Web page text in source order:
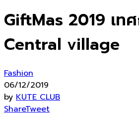
GiftMas 2019 เท
Central village
Fashion
06/12/2019
by KUTE CLUB
ShareTweet